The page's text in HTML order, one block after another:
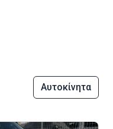
Αυτοκίνητα